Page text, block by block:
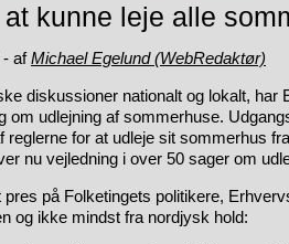
kunne leje alle
- afMichael Egelund (WebRedaktør)
diskussioner nationalt og lokalt, har
om udlejning af sommerhuse.
reglerne for at udleje sit sommerhus
nu vejledning i over 50 sager om
på Folketingets politikere,
og ikke mindst fra nordjysk hold: